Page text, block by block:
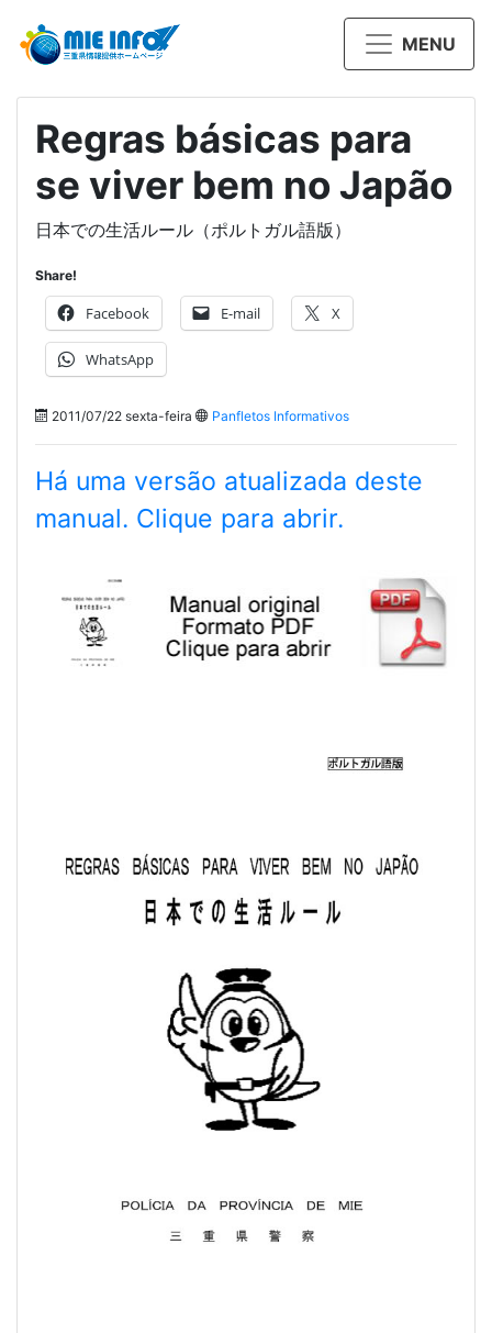
MENU
Regras básicas para
se viver bem no Japão
日本での生活ルール（ポルトガル語版）
Share!
Facebook E-mail X
WhatsApp
2011/07/22 sexta-feira Panfletos Informativos
Há uma versão atualizada deste
manual. Clique para abrir.